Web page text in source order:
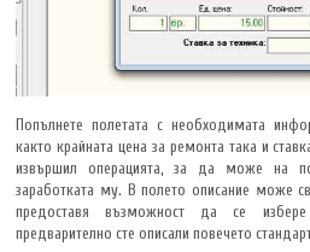
Попълнете полетата с необходимата
както крайната цена за ремонта така и
извършил операцията, за да може на
заработката му. В полето описание може
предоставя възможност да се
предварително сте описали повечето